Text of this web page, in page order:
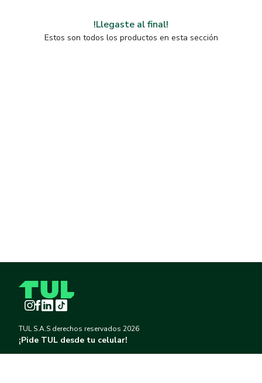
!Llegaste al final!
Estos son todos los productos en esta sección
Instagram
Facebook
LinkedInTikTok
TUL S.A.S derechos reservados 2026
¡Pide TUL desde tu celular!